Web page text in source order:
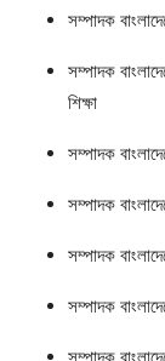
সম্পাদক
সম্পাদক
শিক্ষা
সম্পাদক
সম্পাদক
সম্পাদক
সম্পাদক
সম্পাদক